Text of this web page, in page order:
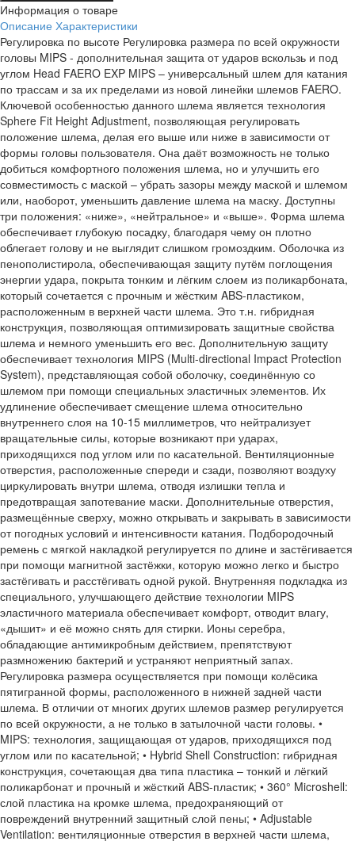
Информация о товаре
Описание Характеристики
Регулировка по высоте Регулировка размера по всей окружности
головы MIPS - дополнительная защита от ударов вскользь и под
углом Head FAERO EXP MIPS – универсальный шлем для катания
по трассам и за их пределами из новой линейки шлемов FAERO.
Ключевой особенностью данного шлема является технология
Sphere Fit Height Adjustment, позволяющая регулировать
положение шлема, делая его выше или ниже в зависимости от
формы головы пользователя. Она даёт возможность не только
добиться комфортного положения шлема, но и улучшить его
совместимость с маской – убрать зазоры между маской и шлемом
или, наоборот, уменьшить давление шлема на маску. Доступны
три положения: «ниже», «нейтральное» и «выше». Форма шлема
обеспечивает глубокую посадку, благодаря чему он плотно
облегает голову и не выглядит слишком громоздким. Оболочка из
пенополистирола, обеспечивающая защиту путём поглощения
энергии удара, покрыта тонким и лёгким слоем из поликарбоната,
который сочетается с прочным и жёстким ABS-пластиком,
расположенным в верхней части шлема. Это т.н. гибридная
конструкция, позволяющая оптимизировать защитные свойства
шлема и немного уменьшить его вес. Дополнительную защиту
обеспечивает технология MIPS (Multi-directional Impact Protection
System), представляющая собой оболочку, соединённую со
шлемом при помощи специальных эластичных элементов. Их
удлинение обеспечивает смещение шлема относительно
внутреннего слоя на 10-15 миллиметров, что нейтрализует
вращательные силы, которые возникают при ударах,
приходящихся под углом или по касательной. Вентиляционные
отверстия, расположенные спереди и сзади, позволяют воздуху
циркулировать внутри шлема, отводя излишки тепла и
предотвращая запотевание маски. Дополнительные отверстия,
размещённые сверху, можно открывать и закрывать в зависимости
от погодных условий и интенсивности катания. Подбородочный
ремень с мягкой накладкой регулируется по длине и застёгивается
при помощи магнитной застёжки, которую можно легко и быстро
застёгивать и расстёгивать одной рукой. Внутренняя подкладка из
специального, улучшающего действие технологии MIPS
эластичного материала обеспечивает комфорт, отводит влагу,
«дышит» и её можно снять для стирки. Ионы серебра,
обладающие антимикробным действием, препятствуют
размножению бактерий и устраняют неприятный запах.
Регулировка размера осуществляется при помощи колёсика
пятигранной формы, расположенного в нижней задней части
шлема. В отличии от многих других шлемов размер регулируется
по всей окружности, а не только в затылочной части головы. •
MIPS: технология, защищающая от ударов, приходящихся под
углом или по касательной; • Hybrid Shell Construction: гибридная
конструкция, сочетающая два типа пластика – тонкий и лёгкий
поликарбонат и прочный и жёсткий ABS-пластик; • 360° Microshell:
слой пластика на кромке шлема, предохраняющий от
повреждений внутренний защитный слой пены; • Adjustable
Ventilation: вентиляционные отверстия в верхней части шлема,